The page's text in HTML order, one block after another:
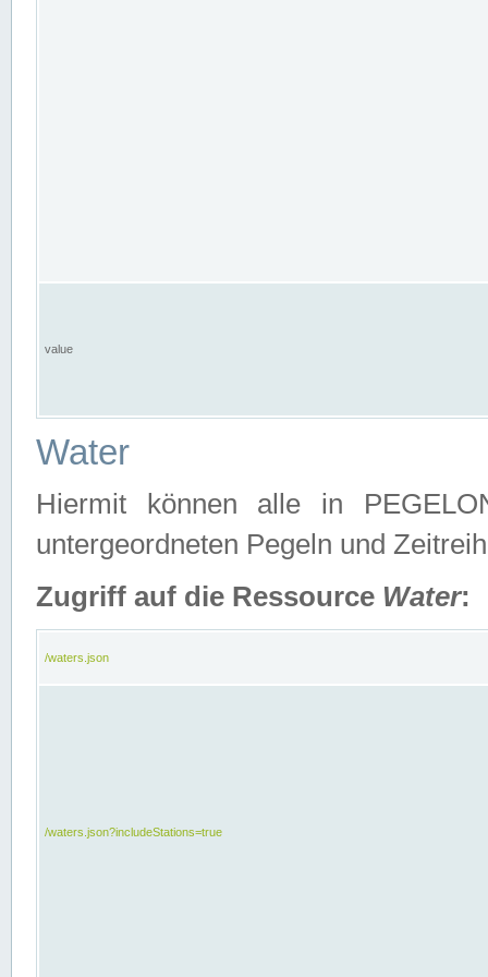
value
Water
Hiermit können alle in
untergeordneten Pegeln und
Zugriff auf die Ressource Water:
/waters.json
/waters.json?includeStations=true